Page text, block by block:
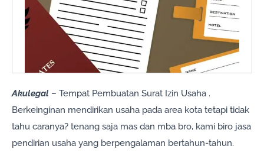
Akulegal – Tempat Pembuatan Surat Izin Usaha .
Berkeinginan mendirikan usaha pada area kota tetapi tidak
tahu caranya? tenang saja mas dan mba bro, kami biro jasa
pendirian usaha yang berpengalaman bertahun-tahun.